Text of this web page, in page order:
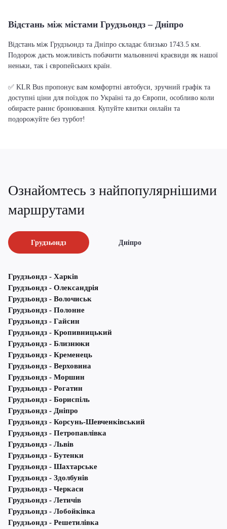
Відстань між містами Грудзьондз – Дніпро
Відстань між Грудзьондз та Дніпро складає близько 1743.5 км.
Подорож дасть можливість побачити мальовничі краєвиди як нашої
неньки, так і європейських країн.
✅ KLR Bus пропонує вам комфортні автобуси, зручний графік та
доступні ціни для поїздок по Україні та до Європи, особливо коли
обираєте раннє бронювання. Купуйте квитки онлайн та
подорожуйте без турбот!
Ознайомтесь з найпопулярнішими
маршрутами
Грудзьондз Дніпро
Грудзьондз - Харків
Грудзьондз - Олександрія
Грудзьондз - Волочиськ
Грудзьондз - Полонне
Грудзьондз - Гайсин
Грудзьондз - Кропивницький
Грудзьондз - Близнюки
Грудзьондз - Кременець
Грудзьондз - Верховина
Грудзьондз - Моршин
Грудзьондз - Рогатин
Грудзьондз - Бориспіль
Грудзьондз - Дніпро
Грудзьондз - Корсунь-Шевченківський
Грудзьондз - Петропавлівка
Грудзьондз - Львів
Грудзьондз - Бутенки
Грудзьондз - Шахтарське
Грудзьондз - Здолбунів
Грудзьондз - Черкаси
Грудзьондз - Летичів
Грудзьондз - Лобойківка
Грудзьондз - Решетилівка